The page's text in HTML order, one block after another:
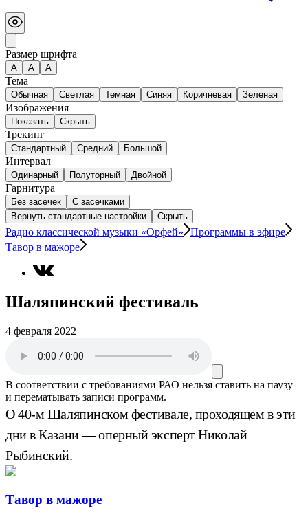
Размер шрифта
А A A
Тема
Обычная Светлая Темная Синяя Коричневая Зеленая
Изображения
Показать Скрыть
Трекинг
Стандартный Средний Большой
Интервал
Одинарный Полуторный Двойной
Гарнитура
Без засечек
С засечками
Вернуть стандартные настройки
Скрыть
Радио классической музыки «Орфей»
Программы в эфире
Тавор в мажоре
Шаляпинский фестиваль
4 февраля 2022
В соответствии с требованиями РАО нельзя ставить на паузу
и перематывать записи программ.
О 40-м Шаляпинском фестивале, проходящем в эти
дни в Казани — оперный эксперт Николай
Рыбинский.
Тавор в мажоре